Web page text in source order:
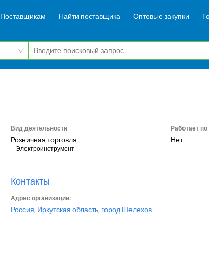
Поставщикам Найти поставщика Оптовые закупки
Вид деятельности
Розничная торговля
Электроинструмент
Работает
Нет
Контакты
Адрес организации:
Россия, Иркутская область, город Шелехов